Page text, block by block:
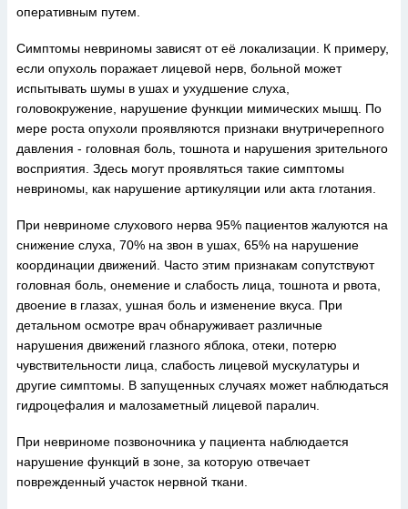
оперативным путем.
Симптомы невриномы зависят от её локализации. К примеру,
если опухоль поражает лицевой нерв, больной может
испытывать шумы в ушах и ухудшение слуха,
головокружение, нарушение функции мимических мышц. По
мере роста опухоли проявляются признаки внутричерепного
давления - головная боль, тошнота и нарушения зрительного
восприятия. Здесь могут проявляться такие симптомы
невриномы, как нарушение артикуляции или акта глотания.
При невриноме слухового нерва 95% пациентов жалуются на
снижение слуха, 70% на звон в ушах, 65% на нарушение
координации движений. Часто этим признакам сопутствуют
головная боль, онемение и слабость лица, тошнота и рвота,
двоение в глазах, ушная боль и изменение вкуса. При
детальном осмотре врач обнаруживает различные
нарушения движений глазного яблока, отеки, потерю
чувствительности лица, слабость лицевой мускулатуры и
другие симптомы. В запущенных случаях может наблюдаться
гидроцефалия и малозаметный лицевой паралич.
При невриноме позвоночника у пациента наблюдается
нарушение функций в зоне, за которую отвечает
поврежденный участок нервной ткани.